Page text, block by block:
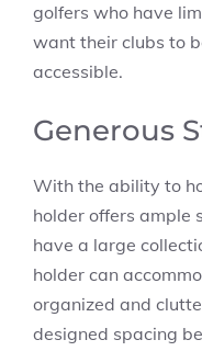
golfers who have
want their clubs to
accessible.
Generous
With the ability to
holder offers ample
have a large
holder can
organized and
designed spacing